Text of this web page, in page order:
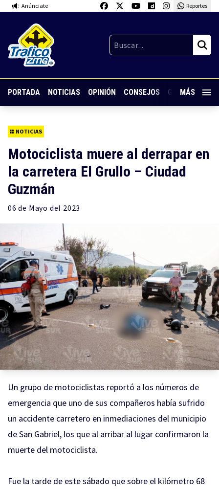
Anúnciate Reportes
PORTADA NOTICIAS OPINIÓN CONSEJOS GUARDIA
MÁS
NOTICIAS
Motociclista muere al derrapar en
la carretera El Grullo – Ciudad
Guzmán
06 de Mayo del 2023
Un grupo de motociclistas reportó a los números de
emergencia que uno de sus compañeros había sufrido
un accidente carretero en inmediaciones del municipio
de San Gabriel, los que al arribar al lugar confirmaron la
muerte del motociclista.
Fue la tarde de este sábado que sobre el kilómetro 68